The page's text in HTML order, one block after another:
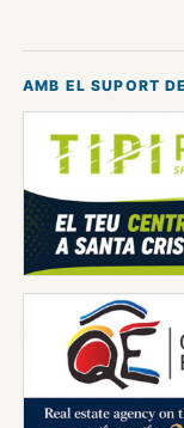
AMB EL SUPORT DE